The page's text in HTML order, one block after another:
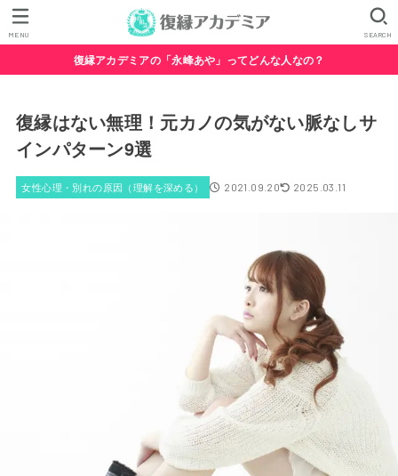
SEARCH
MENU
復縁アカデミアの「永峰あや」ってどんな人なの？
復縁はない無理！元カノの気がない脈なしサ
インパターン9選
女性心理・別れの原因（理解を深める） 2021.09.20 2025.03.11